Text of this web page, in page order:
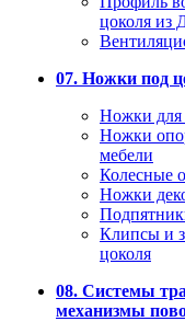
цоколя из
07. Ножки под
Ножки для
Ножки
мебели
Колесные
Ножки
Клипсы и
цоколя
08. Системы
механизмы